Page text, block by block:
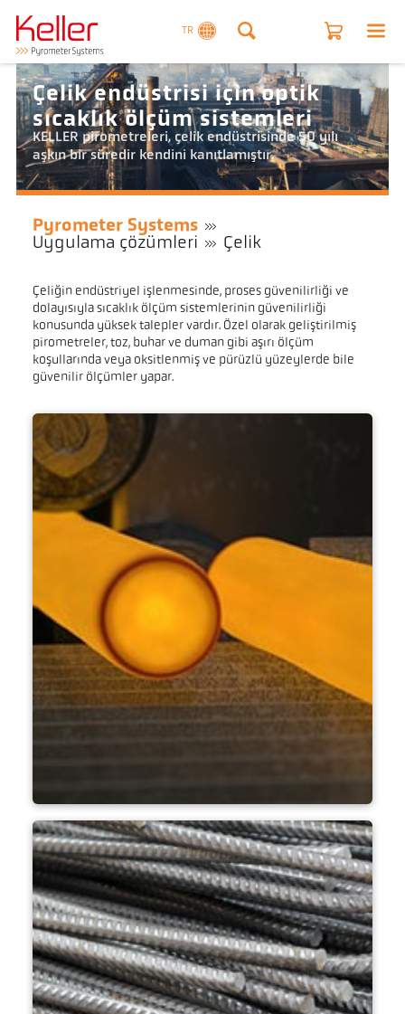
TR
Çelik endüstrisi için optik
sıcaklık ölçüm sistemleri
KELLER pirometreleri, çelik endüstrisinde 50 yılı
aşkın bir süredir kendini kanıtlamıştır.
Pyrometer Systems
Uygulama çözümleri
Çelik
Çeliğin endüstriyel işlenmesinde, proses güvenilirliği ve
dolayısıyla sıcaklık ölçüm sistemlerinin güvenilirliği
konusunda yüksek talepler vardır. Özel olarak geliştirilmiş
pirometreler, toz, buhar ve duman gibi aşırı ölçüm
koşullarında veya oksitlenmiş ve pürüzlü yüzeylerde bile
güvenilir ölçümler yapar.
boru fabrikası